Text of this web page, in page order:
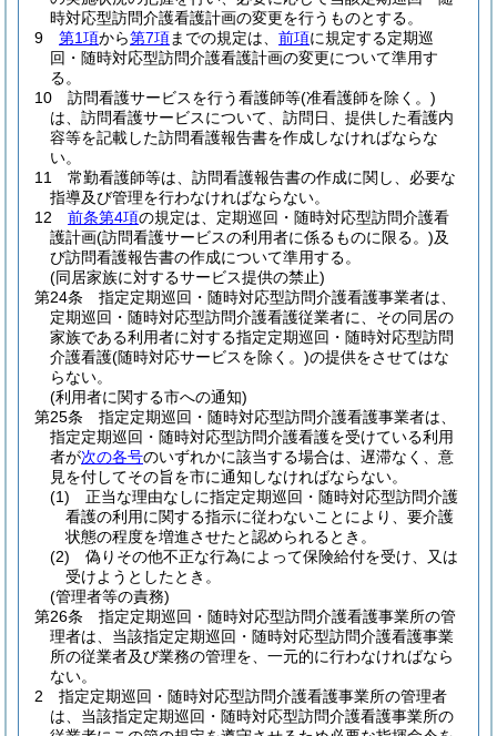
時対応型訪問介護看護計画の変更を行うものとする。
9
第1項から第7項までの規定は、 前項に規定する定期巡
回・随時対応型訪問介護看護計画の変更について準用す
る。
10
訪問看護サービスを行う看護師等(准看護師を除く。)
は、訪問看護サービスについて、訪問日、提供した看護内
容等を記載した訪問看護報告書を作成しなければならな
い。
11
常勤看護師等は、訪問看護報告書の作成に関し、必要な
指導及び管理を行わなければならない。
12
前条第4項の規定は、定期巡回・随時対応型訪問介護看
護計画(訪問看護サービスの利用者に係るものに限る。)及
び訪問看護報告書の作成について準用する。
(同居家族に対するサービス提供の禁止)
第24条
指定定期巡回・随時対応型訪問介護看護事業者は、
定期巡回・随時対応型訪問介護看護従業者に、その同居の
家族である利用者に対する指定定期巡回・随時対応型訪問
介護看護(随時対応サービスを除く。)の提供をさせてはな
らない。
(利用者に関する市への通知)
第25条
指定定期巡回・随時対応型訪問介護看護事業者は、
指定定期巡回・随時対応型訪問介護看護を受けている利用
者が次の各号のいずれかに該当する場合は、遅滞なく、意
見を付してその旨を市に通知しなければならない。
(1)
正当な理由なしに指定定期巡回・随時対応型訪問介護
看護の利用に関する指示に従わないことにより、要介護
状態の程度を増進させたと認められるとき。
(2)
偽りその他不正な行為によって保険給付を受け、又は
受けようとしたとき。
(管理者等の責務)
第26条
指定定期巡回・随時対応型訪問介護看護事業所の管
理者は、当該指定定期巡回・随時対応型訪問介護看護事業
所の従業者及び業務の管理を、一元的に行わなければなら
ない。
2
指定定期巡回・随時対応型訪問介護看護事業所の管理者
は、当該指定定期巡回・随時対応型訪問介護看護事業所の